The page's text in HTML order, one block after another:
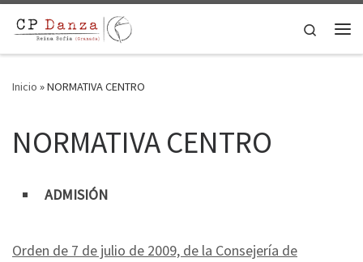
Saltar al contenido
Search
Inicio »NORMATIVA CENTRO
NORMATIVA CENTRO
ADMISIÓN
Orden de 7 de julio de 2009, de la Consejería de